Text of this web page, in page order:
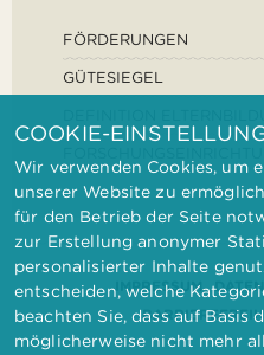
FÖRDERUNGEN
GÜTESIEGEL
IMPRESSUM
COOKIE-
Wir verwenden Cookies, um
unserer Website zu
für den Betrieb der Seite
zur Erstellung anonymer
personalisierter Inhalte
entscheiden, welche
beachten Sie, dass auf Basis
möglicherweise nicht mehr